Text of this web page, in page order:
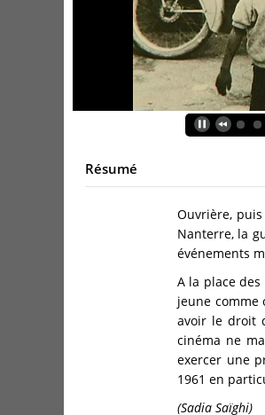
Résumé
Ouvrière,
Nanterre, la
événements
A la place des
jeune comme
avoir le droit
cinéma ne
exercer une
1961 en
(Sadia Saïghi)